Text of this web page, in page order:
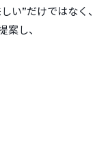
い”だけではなく、
案し、